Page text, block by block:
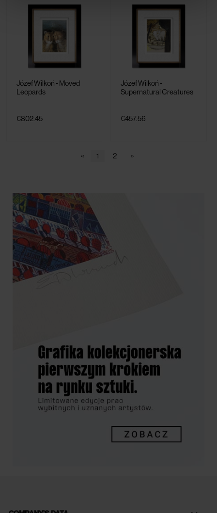
Józef Wilkoń - Moved
Leopards
€802.45
Józef Wilkoń -
Supernatural Creatures
€457.56
« 1 2 »